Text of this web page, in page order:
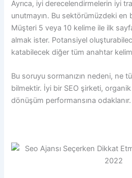
Ayrıca, iyi derecelendirmelerin iyi
unutmayın. Bu sektörümüzdeki en
Müşteri 5 veya 10 kelime ile ilk
almak ister. Potansiyel
katabilecek diğer tüm anahtar
Bu soruyu sormanızın nedeni, ne
bilmektir. İyi bir SEO şirketi,
dönüşüm performansına odaklanır.